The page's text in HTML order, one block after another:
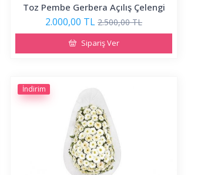
Toz Pembe Gerbera Açılış Çelengi
2.000,00 TL 2.500,00 TL
Sipariş Ver
İndirim